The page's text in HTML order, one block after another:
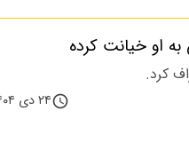
به او خیانت کرده
کرد.
۲۴ دی ۱۴۰۴